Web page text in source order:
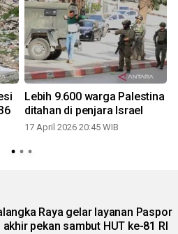
Lebih 9.600 warga Palestina
ditahan di penjara Israel
17 April 2026 20:45 WIB
Raya gelar layanan Paspor
pekan sambut HUT ke-81 RI